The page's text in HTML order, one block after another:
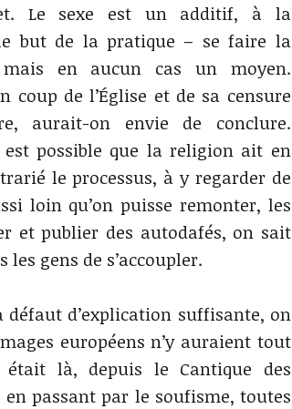
Le sexe est un additif, à la
but de la pratique – se faire la
en aucun cas un moyen.
coup de l’Église et de sa censure
aurait-on envie de conclure.
est possible que la religion ait en
le processus, à y regarder de
loin qu’on puisse remonter, les
et publier des autodafés, on sait
gens de s’accoupler.
d’explication suffisante, on
européens n’y auraient tout
là, depuis le Cantique des
en passant par le soufisme, toutes